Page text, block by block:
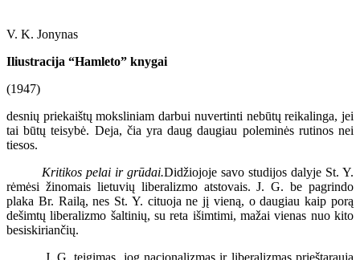
V. K. Jonynas
Iliustracija “Hamleto” knygai
(1947)
desnių priekaištų moksliniam darbui nuvertinti nebūtų reikalinga, jei
tai būtų teisybė. Deja, čia yra daug daugiau poleminės rutinos nei
tiesos.
Kritikos pelai ir grūdai.Didžiojoje savo studijos dalyje St. Y.
rėmėsi žinomais lietuvių liberalizmo atstovais. J. G. be pagrindo
plaka Br. Railą, nes St. Y. cituoja ne jį vieną, o daugiau kaip porą
dešimtų liberalizmo šaltinių, su reta išimtimi, mažai vienas nuo kito
besiskiriančių.
J. G. teigimas, jog nacionalizmas ir liberalizmas prieštarauja